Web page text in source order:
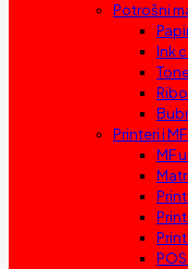
Potrošni
Ink
Printeri i
MF